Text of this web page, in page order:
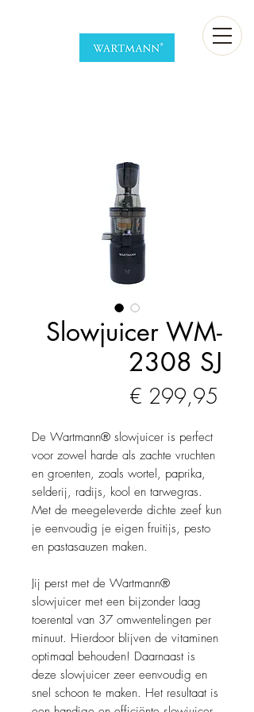
Slowjuicer WM-
2308 SJ
€ 299,95
De Wartmann® slowjuicer is perfect
voor zowel harde als zachte vruchten
en groenten, zoals wortel, paprika,
selderij, radijs, kool en tarwegras.
Met de meegeleverde dichte zeef kun
je eenvoudig je eigen fruitijs, pesto
en pastasauzen maken.
Jij perst met de Wartmann®
slowjuicer met een bijzonder laag
toerental van 37 omwentelingen per
minuut. Hierdoor blijven de vitaminen
optimaal behouden! Daarnaast is
deze slowjuicer zeer eenvoudig en
snel schoon te maken. Het resultaat is